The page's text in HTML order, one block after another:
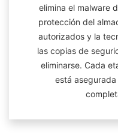
elimina el malware
protección del
autorizados y la
las copias de
eliminarse. Cada
está